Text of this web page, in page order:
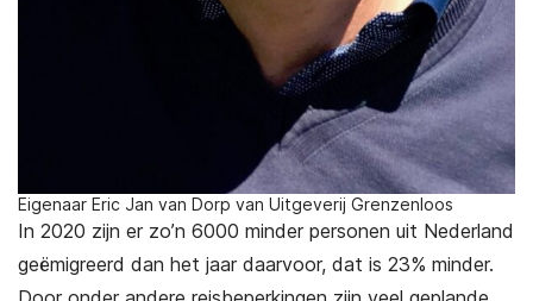
Eigenaar Eric Jan van Dorp van Uitgeverij Grenzenloos
In 2020 zijn er zo’n 6000 minder personen uit Nederland
geëmigreerd dan het jaar daarvoor, dat is 23% minder.